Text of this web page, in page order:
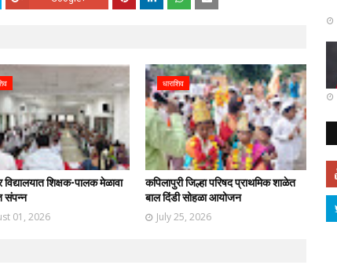
विद्यालयात शिक्षक-पालक मेळावा
संपन्न
01, 2026
धाराशिव
कपिलापुरी जिल्हा परिषद प्राथमिक शाळेत
बाल दिंडी सोहळा आयोजन
July 25, 2026